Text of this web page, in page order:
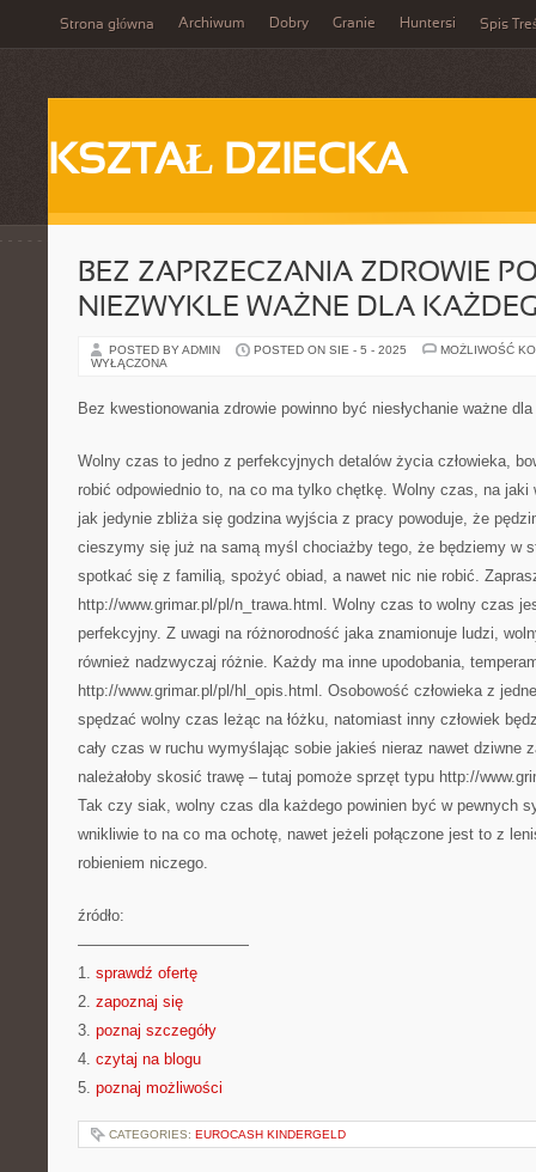
Strona główna Archiwum Dobry Granie Huntersi Spis
KSZTAŁ DZIECKA
BEZ ZAPRZECZANIA ZDROWIE
NIEZWYKLE WAŻNE DLA
POSTED BY ADMIN POSTED ON SIE - 5 - 2025
MOŻLIWOŚĆ
WYŁĄCZONA
Bez kwestionowania zdrowie powinno być niesłychanie ważne
Wolny czas to jedno z perfekcyjnych detalów życia człowieka,
robić odpowiednio to, na co ma tylko chętkę. Wolny czas, na
jak jedynie zbliża się godzina wyjścia z pracy powoduje, że
cieszymy się już na samą myśl chociażby tego, że będziemy w
spotkać się z familią, spożyć obiad, a nawet nic nie robić.
http://www.grimar.pl/pl/n_trawa.html. Wolny czas to wolny czas
perfekcyjny. Z uwagi na różnorodność jaka znamionuje ludzi,
również nadzwyczaj różnie. Każdy ma inne upodobania,
http://www.grimar.pl/pl/hl_opis.html. Osobowość człowieka z
spędzać wolny czas leżąc na łóżku, natomiast inny człowiek
cały czas w ruchu wymyślając sobie jakieś nieraz nawet dziwne
należałoby skosić trawę – tutaj pomoże sprzęt typu http://
Tak czy siak, wolny czas dla każdego powinien być w pewnych
wnikliwie to na co ma ochotę, nawet jeżeli połączone jest to z
robieniem niczego.
źródło:
———————————
1. sprawdź ofertę
2. zapoznaj się
3. poznaj szczegóły
4. czytaj na blogu
5. poznaj możliwości
CATEGORIES: EUROCASH KINDERGELD